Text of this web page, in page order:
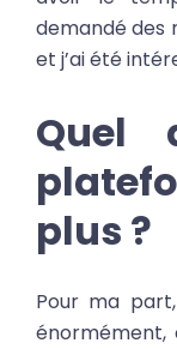
demandé des
et j’ai été
Quel
plus ?
Pour ma
énormément,